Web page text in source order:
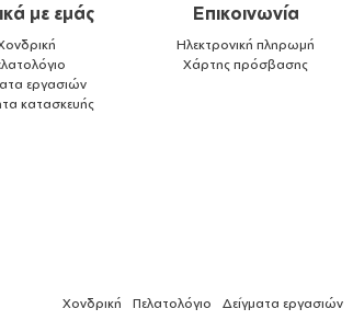
με εμάς
εργασιών
κατασκευής
Επικοινωνία
Ηλεκτρονική πληρωμή
Χάρτης πρόσβασης
Χονδρική Πελατολόγιο Δείγματα εργασιών